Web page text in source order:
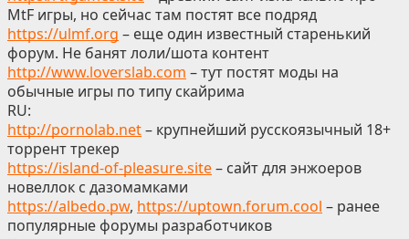
MtF игры, но сейчас там постят все подряд
https://ulmf.org – еще один известный старенький
форум. Не банят лоли/шота контент
http://www.loverslab.com – тут постят моды на
обычные игры по типу скайрима
RU:
http://pornolab.net– крупнейший русскоязычный 18+
торрент трекер
https://island-of-pleasure.site– сайт для энжоеров
новеллок с дазомамками
https://albedo.pw, https://uptown.forum.cool – ранее
популярные форумы разработчиков